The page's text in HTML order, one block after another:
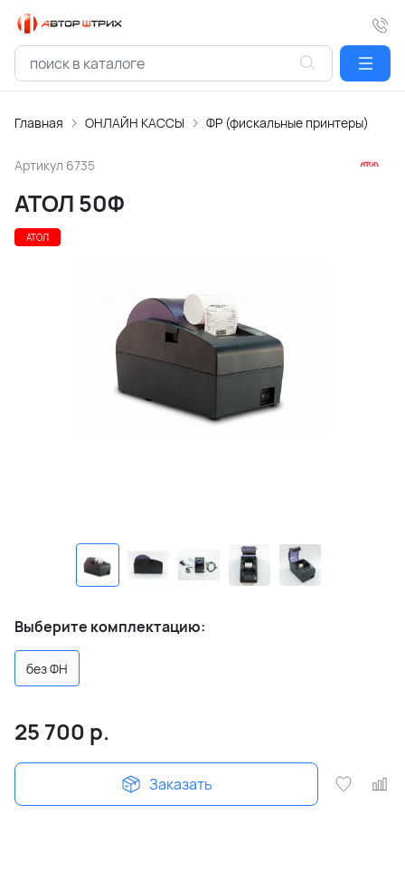
Главная ОНЛАЙН КАССЫ ФР (фискальные принтеры)
Артикул 6735
АТОЛ 50Ф
АТОЛ
Выберите комплектацию:
без ФН
25 700 р.
Заказать